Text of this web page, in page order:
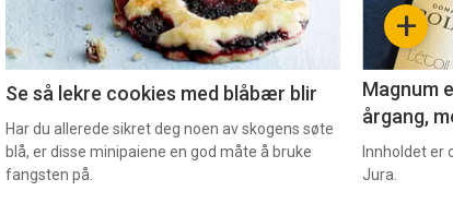
2
Se så lekre cookies med blåbær blir
Har du allerede sikret deg noen av skogens søte
blå, er disse minipaiene en god måte å bruke
fangsten på.
+
Magnum
årgang,
Innholdet er
Jura.